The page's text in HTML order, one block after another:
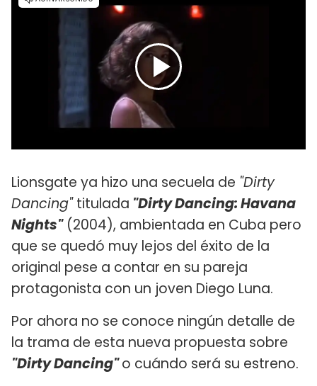
Lionsgate ya hizo una secuela de "Dirty
Dancing"titulada "Dirty Dancing: Havana
Nights"(2004), ambientada en Cuba pero
que se quedó muy lejos del éxito de la
original pese a contar en su pareja
protagonista con un joven Diego Luna.
Por ahora no se conoce ningún detalle de
la trama de esta nueva propuesta sobre
"Dirty Dancing"o cuándo será su estreno.